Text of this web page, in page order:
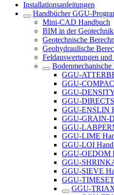
Installationsanleitungen
Handbücher GGU-
Mini-CAD Handbuch
BIM in der
Geotechnische
Geohydraulische
Feldauswertungen
GGU-
GGU-
GGU-
GGU-
GGU-ENSLIN
GGU-GRAIN-
GGU-
GGU-LIME
GGU-LOI
GGU-OEDOM
GGU-
GGU-SIEVE
GGU-
GGU-